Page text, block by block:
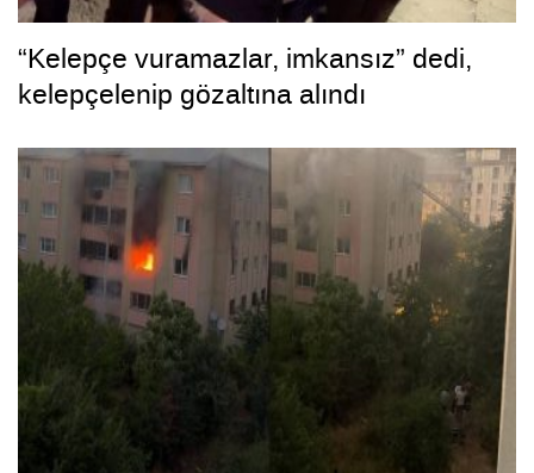
“Kelepçe vuramazlar, imkansız” dedi,
kelepçelenip gözaltına alındı